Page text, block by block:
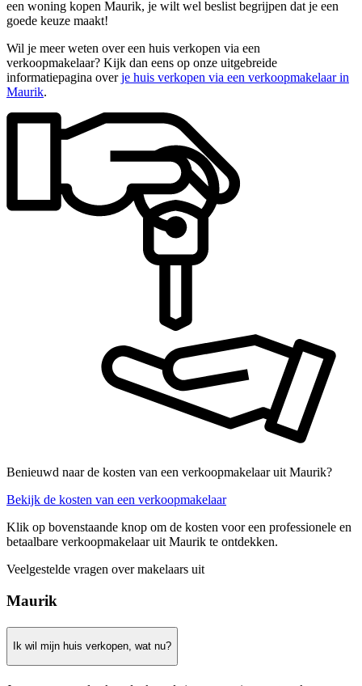
een woning kopen Maurik, je wilt wel beslist begrijpen dat je een
goede keuze maakt!
Wil je meer weten over een huis verkopen via een
verkoopmakelaar? Kijk dan eens op onze uitgebreide
informatiepagina overje huis verkopen via een verkoopmakelaar in
Maurik.
Benieuwd naar de kosten van een verkoopmakelaar uit Maurik?
Bekijk de kosten van een verkoopmakelaar
Klik op bovenstaande knop om de kosten voor een professionele en
betaalbare verkoopmakelaar uit Maurik te ontdekken.
Veelgestelde vragen over makelaars uit
Maurik
Ik wil mijn huis verkopen, wat nu?